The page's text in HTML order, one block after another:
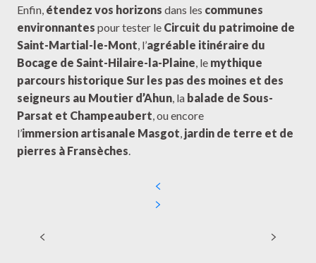
Enfin, étendez vos horizons dans les communes
environnantes pour tester le Circuit du patrimoine de
Saint-Martial-le-Mont, l’agréable itinéraire du
Bocage de Saint-Hilaire-la-Plaine, le mythique
parcours historique Sur les pas des moines et des
seigneurs au Moutier d’Ahun, la balade de Sous-
Parsat et Champeaubert, ou encore
l’immersion artisanale Masgot, jardin de terre et de
pierres à Fransèches.
Circuit de randonnée : Les mille